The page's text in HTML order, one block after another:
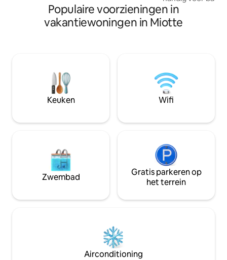
van de Ardo-stroom. Het grote raam
stelt je in staat om jezelf in bed te leggen
en te genieten van het
gemakken: grote douche, wifi en
flatscreen-tv. Op het dakterras op het
dakterras met 360° uitzicht
(gemeenschappelijk)
(bakkerij en
postkantoor,
picknickplaats)
benzinestations kunt
ook ongeveer 25
Falcade, 30 km
Cortina
Populaire voorzieningen in
vakantiewoningen in Miotte
Keuken Wifi
Zwembad
Gratis parkeren op
het terrein
Airconditioning